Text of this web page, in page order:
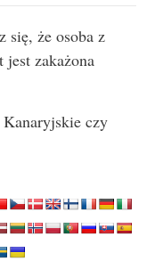
się, że osoba z
jest zakażona
czy